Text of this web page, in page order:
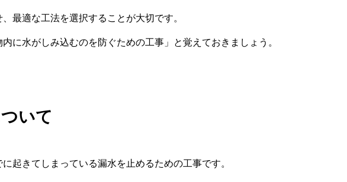
最適な工法を選択することが大切です。
に水がしみ込むのを防ぐための工事」と覚えておきましょう。
いて
起きてしまっている漏水を止めるための工事です。